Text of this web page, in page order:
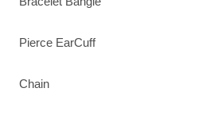
Pierce EarCuff
Chain